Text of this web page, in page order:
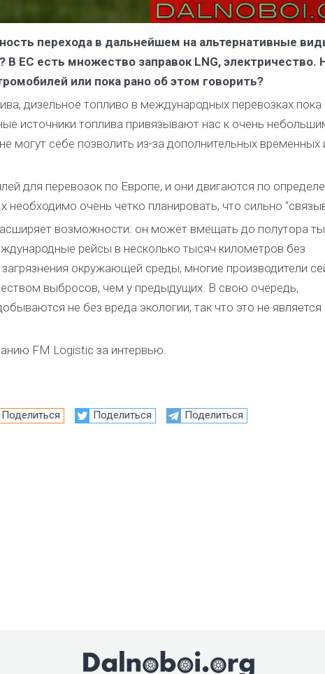
перехода в дальнейшем на альтернативные
В ЕС есть множество заправок LNG, электричество.
или пока рано об этом говорить?
дизельное топливо в международных перевозках пока
источники топлива привязывают нас к очень
могут себе позволить из-за дополнительных временных
для перевозок по Европе, и они двигаются по
очень четко планировать, что сильно
возможности: он может вмещать до полутора
рейсы в несколько тысяч километров без
окружающей среды, многие производители
выбросов, чем у предыдущих. В свою очередь,
не без вреда экологии, так что это не является
FM Logistic за интервью.
Поделиться Поделиться Поделиться